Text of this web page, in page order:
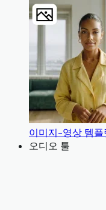
이미지-영상 템플
오디오 툴